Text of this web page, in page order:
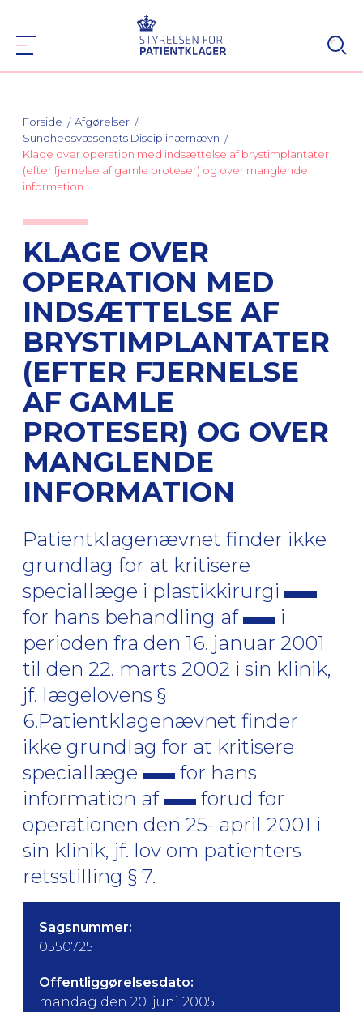
Forside
Afgørelser
Sundhedsvæsenets Disciplinærnævn
Klage over operation med indsættelse af brystimplantater
(efter fjernelse af gamle proteser) og over manglende
information
KLAGE OVER
OPERATION MED
INDSÆTTELSE AF
BRYSTIMPLANTATER
(EFTER FJERNELSE
AF GAMLE
PROTESER) OG OVER
MANGLENDE
INFORMATION
Patientklagenævnet finder ikke
grundlag for at kritisere
speciallæge i plastikkirurgi
for hans behandling af
i
perioden fra den 16. januar 2001
til den 22. marts 2002 i sin klinik,
jf. lægelovens §
6.Patientklagenævnet finder
ikke grundlag for at kritisere
speciallæge
for hans
information af
forud for
operationen den 25- april 2001 i
sin klinik, jf. lov om patienters
retsstilling § 7.
Sagsnummer:
0550725
Offentliggørelsesdato:
mandag den 20. juni 2005